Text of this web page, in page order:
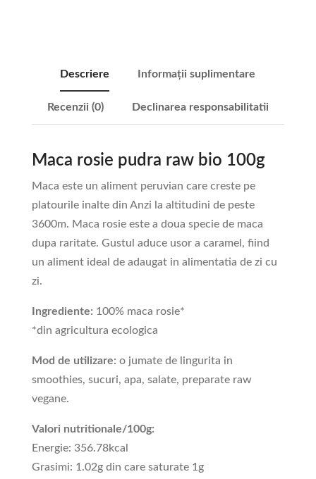
Descriere Informații suplimentare
Recenzii (0) Declinarea responsabilitatii
Maca rosie pudra raw bio 100g
Maca este un aliment peruvian care creste pe
platourile inalte din Anzi la altitudini de peste
3600m. Maca rosie este a doua specie de maca
dupa raritate. Gustul aduce usor a caramel, fiind
un aliment ideal de adaugat in alimentatia de zi cu
zi.
Ingrediente: 100% maca rosie*
*din agricultura ecologica
Mod de utilizare: o jumate de lingurita in
smoothies, sucuri, apa, salate, preparate raw
vegane.
Valori nutritionale/100g:
Energie: 356.78kcal
Grasimi: 1.02g din care saturate 1g